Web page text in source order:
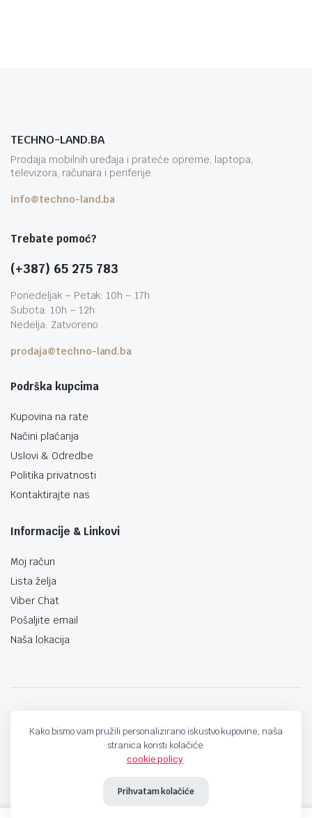
TECHNO-LAND.BA
Prodaja mobilnih uređaja i prateće opreme, laptopa,
televizora, računara i periferije.
info@techno-land.ba
Trebate pomoć?
(+387) 65 275 783
Ponedeljak – Petak: 10h – 17h
Subota: 10h – 12h
Nedelja: Zatvoreno
prodaja@techno-land.ba
Podrška kupcima
Kupovina na rate
Načini plaćanja
Uslovi & Odredbe
Politika privatnosti
Kontaktirajte nas
Informacije & Linkovi
Moj račun
Lista želja
Viber Chat
Pošaljite email
Naša lokacija
Kako bismo vam pružili personalizirano iskustvo kupovine, naša
stranica koristi kolačiće.
cookie policy.
Prihvatam kolačiće